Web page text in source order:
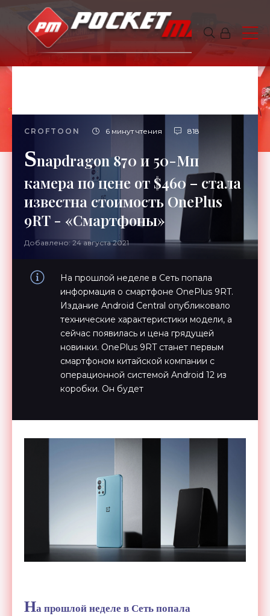
CROFTOON 6 минут чтения 818
Snapdragon 870 и 50-Мп
камера по цене от $460 – стала
известна стоимость OnePlus
9RT - «Смартфоны»
Добавлено: 24 августа 2021
На прошлой неделе в Сеть попала
информация о смартфоне OnePlus 9RT.
Издание Android Central опубликовало
технические характеристики модели, а
сейчас появилась и цена грядущей
новинки. OnePlus 9RT станет первым
смартфоном китайской компании с
операционной системой Android 12 из
коробки. Он будет
На прошлой неделе в Сеть попала